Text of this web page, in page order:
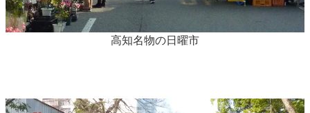
高知名物の日曜市